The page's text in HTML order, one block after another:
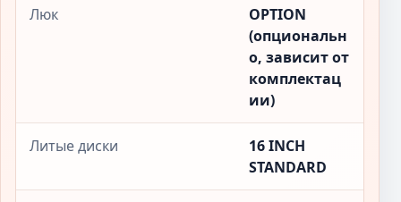
Люк
OPTION
(опциональн
о, зависит от
комплектац
ии)
Литые диски
16 INCH
STANDARD